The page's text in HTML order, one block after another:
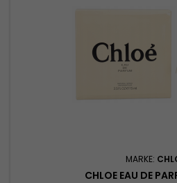
MARKE:
CHLOE EAU DE